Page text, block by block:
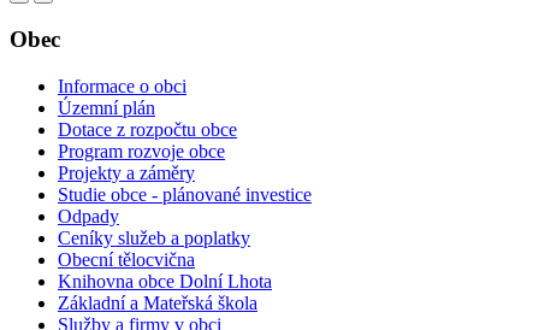
Obec
Informace o obci
Územní plán
Dotace z rozpočtu obce
Program rozvoje obce
Projekty a záměry
Studie obce - plánované investice
Odpady
Ceníky služeb a poplatky
Obecní tělocvična
Knihovna obce Dolní Lhota
Základní a Mateřská škola
Služby a firmy v obci